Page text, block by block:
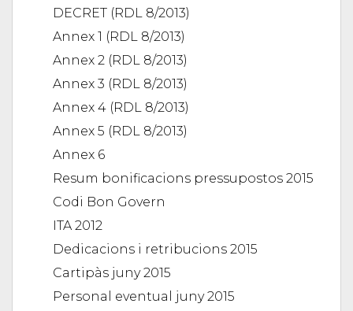
DECRET (RDL 8/2013)
Annex 1 (RDL 8/2013)
Annex 2 (RDL 8/2013)
Annex 3 (RDL 8/2013)
Annex 4 (RDL 8/2013)
Annex 5 (RDL 8/2013)
Annex 6
Resum bonificacions pressupostos 2015
Codi Bon Govern
ITA 2012
Dedicacions i retribucions 2015
Cartipàs juny 2015
Personal eventual juny 2015